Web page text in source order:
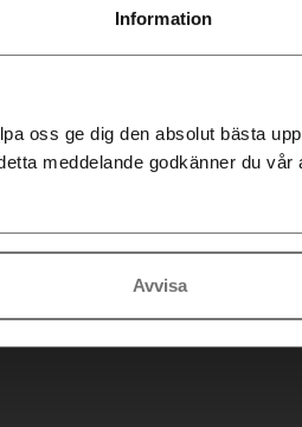
Information
oss ge dig den absolut bästa
meddelande godkänner du
Avvisa